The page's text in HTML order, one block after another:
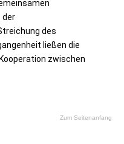
der
des
ließen die
zwischen
Zum Seitenanfang